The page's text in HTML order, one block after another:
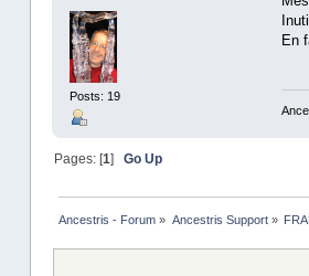
Posts: 19
En
Pages: [1]Go Up
Ancestris - Forum » Ancestris Support»